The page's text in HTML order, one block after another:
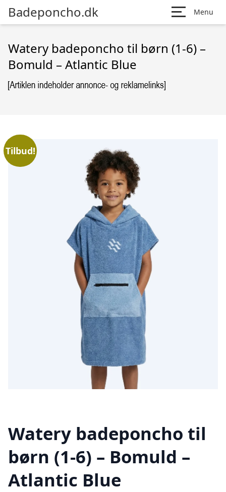
Badeponcho.dk Menu
Watery badeponcho til børn (1-6) –
Bomuld – Atlantic Blue
Tilbud!
Watery badeponcho til
børn (1-6) – Bomuld –
Atlantic Blue